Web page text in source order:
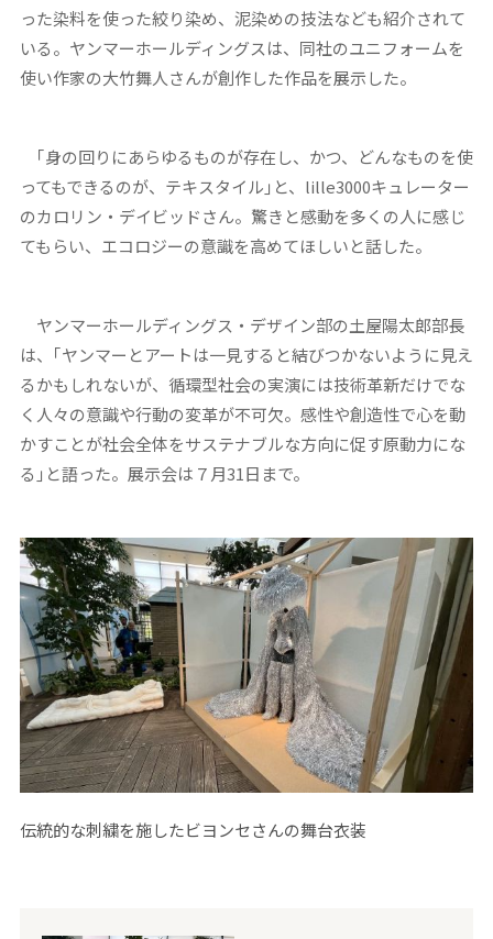
った染料を使った絞り染め、泥染めの技法なども紹介されて
いる。ヤンマーホールディングスは、同社のユニフォームを
使い作家の大竹舞人さんが創作した作品を展示した。
｢身の回りにあらゆるものが存在し、かつ、どんなものを使
ってもできるのが、テキスタイル｣と、lille3000キュレーター
のカロリン・デイビッドさん。驚きと感動を多くの人に感じ
てもらい、エコロジーの意識を高めてほしいと話した。
ヤンマーホールディングス・デザイン部の土屋陽太郎部長
は、｢ヤンマーとアートは一見すると結びつかないように見え
るかもしれないが、循環型社会の実演には技術革新だけでな
く人々の意識や行動の変革が不可欠。感性や創造性で心を動
かすことが社会全体をサステナブルな方向に促す原動力にな
る｣と語った。展示会は７月31日まで。
伝統的な刺繍を施したビヨンセさんの舞台衣装